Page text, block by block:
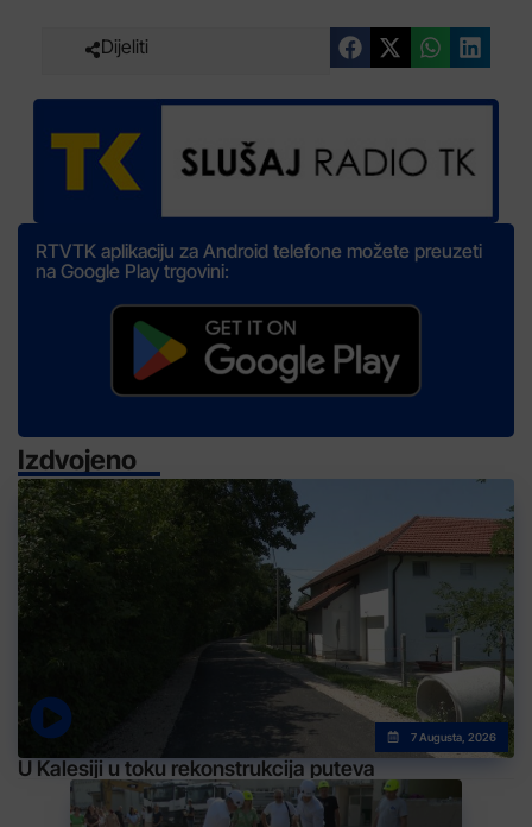
Dijeliti
RTVTK aplikaciju za Android telefone možete preuzeti
na Google Play trgovini:
Izdvojeno
7 Augusta, 2026
U Kalesiji u toku rekonstrukcija puteva